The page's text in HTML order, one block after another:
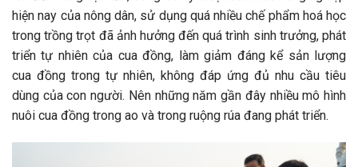
hiện nay của nông dân, sử dụng quá nhiều chế phẩm hoá học
trong trồng trọt đã ảnh hưởng đến quá trình sinh trưởng, phát
triển tự nhiên của cua đồng, làm giảm đáng kể sản lượng
cua đồng trong tự nhiên, không đáp ứng đủ nhu cầu tiêu
dùng của con người. Nên những năm gần đây nhiều mô hình
nuôi cua đồng trong ao và trong ruộng rúa đang phát triển.